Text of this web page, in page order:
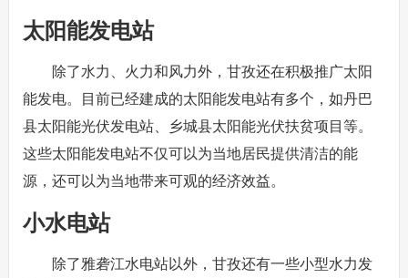
太阳能发电站
除了水力、火力和风力外，甘孜还在积极推广太阳
能发电。目前已经建成的太阳能发电站有多个，如丹巴
县太阳能光伏发电站、乡城县太阳能光伏扶贫项目等。
这些太阳能发电站不仅可以为当地居民提供清洁的能
源，还可以为当地带来可观的经济效益。
小水电站
除了雅砻江水电站以外，甘孜还有一些小型水力发